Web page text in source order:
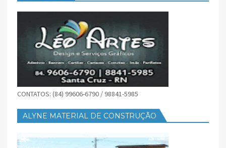
CONTATOS: (84) 99606-6790 / 98841-5985
ALYNE MATERIAL DE CONSTRUÇÃO